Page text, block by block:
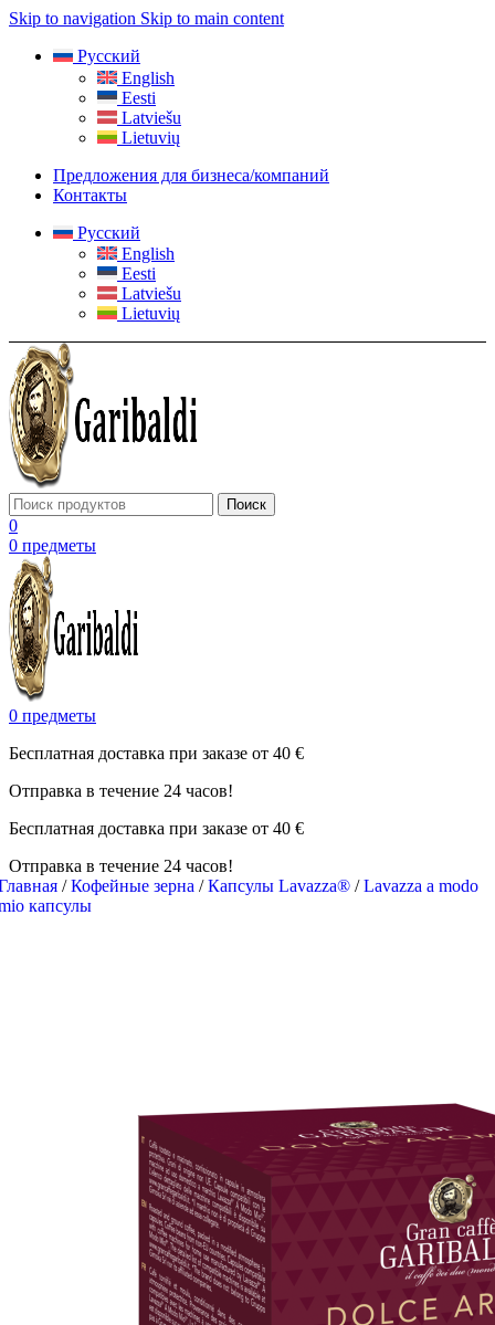
Skip to navigation Skip to main content
Русский
English
Eesti
Latviešu
Lietuvių
Предложения для бизнеса/компаний
Контакты
Русский
English
Eesti
Latviešu
Lietuvių
Поиск
0
0 предметы
0 предметы
Бесплатная доставка при заказе от 40 €
Отправка в течение 24 часов!
Бесплатная доставка при заказе от 40 €
Отправка в течение 24 часов!
/ Кофейные зерна / Капсулы Lavazza® / Lavazza a modo
капсулы